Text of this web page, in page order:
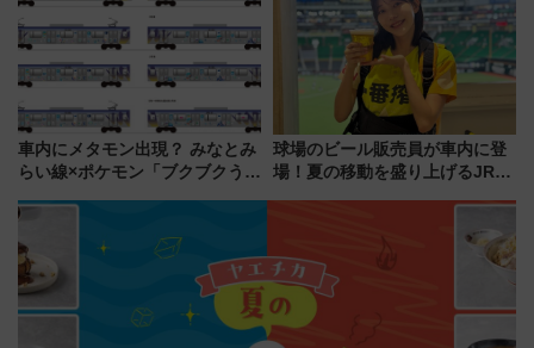
変更点まとめ
車内にメタモン出現？ みなとみ
らい線×ポケモン「ブクブクうみ
行開始に！ この夏は直通列車で
横浜へ！
球場のビール販売員が車内に登
場！夏の移動を盛り上げるJR九